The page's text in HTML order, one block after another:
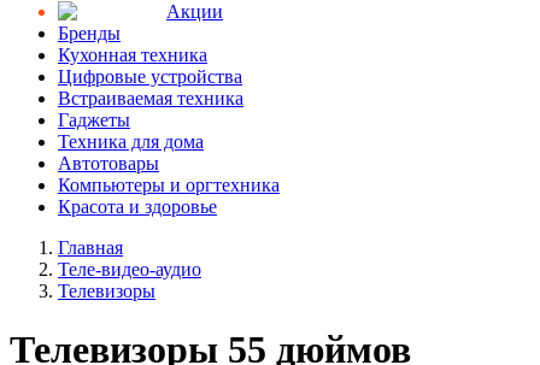
Aкции
Бренды
Кухонная техника
Цифровые устройства
Встраиваемая техника
Гаджеты
Техника для дома
Автотовары
Компьютеры и оргтехника
Красота и здоровье
Главная
Теле-видео-аудио
Телевизоры
Телевизоры 55 дюймов